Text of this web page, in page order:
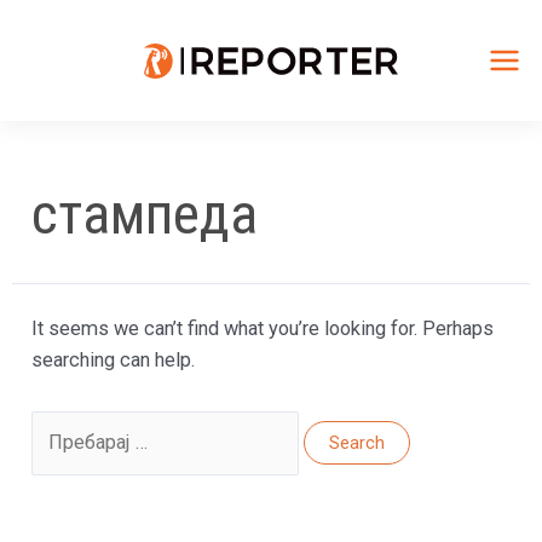
стампеда
It seems we can’t find what you’re looking for. Perhaps
searching can help.